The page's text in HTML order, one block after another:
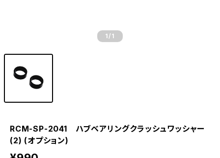
1 /1
RCM-SP-2041 ハブベアリングクラッシュワッシャー
(2) (オプション)